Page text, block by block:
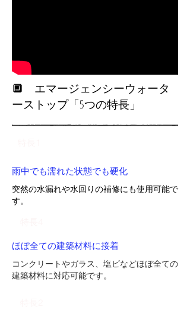
​🔲 エマージェンシーウォータ
ーストップ「5つの特長」
突然の水漏れや水回りの補修にも使用可能で
す。
雨中でも濡れた状態でも硬化
ほぼ全ての建築材料に接着
コンクリートやガラス、塩ビなどほぼ全ての
建築材料に対応可能です。